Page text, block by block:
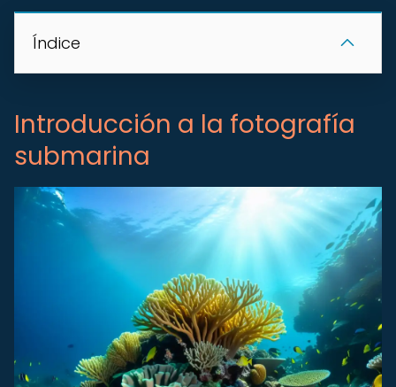
Índice
Introducción a la fotografía
submarina